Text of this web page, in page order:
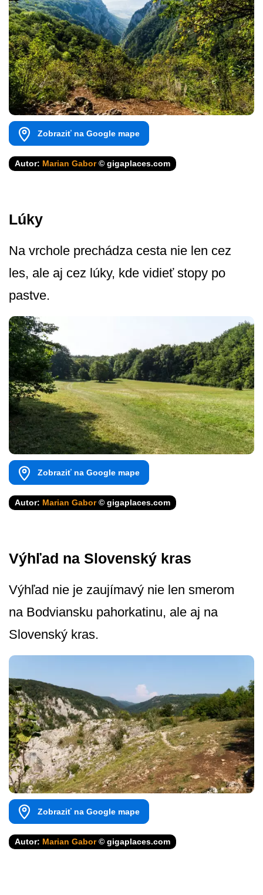
Zobraziť na Google mape
Autor: Marian Gabor© gigaplaces.com
Lúky
Na vrchole prechádza cesta nie len cez
les, ale aj cez lúky, kde vidieť stopy po
pastve.
Zobraziť na Google mape
Autor: Marian Gabor© gigaplaces.com
Výhľad na Slovenský kras
Výhľad nie je zaujímavý nie len smerom
na Bodviansku pahorkatinu, ale aj na
Slovenský kras.
Zobraziť na Google mape
Autor: Marian Gabor© gigaplaces.com